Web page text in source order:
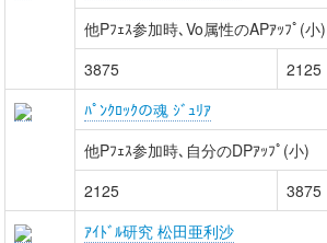
他Pﾌｪｽ参加時､Vo属性のAPｱｯﾌﾟ(小)
3875
2125
ﾊﾟﾝｸﾛｯｸの魂 ｼﾞｭﾘｱ
他Pﾌｪｽ参加時､自分のDPｱｯﾌﾟ(小)
2125
3875
ｱｲﾄﾞﾙ研究 松田亜利沙